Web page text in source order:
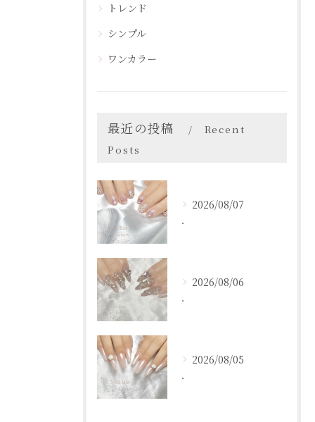
トレンド
シンプル
ワンカラー
最近の投稿
Recent
Posts
2026/08/07
．
2026/08/06
．
2026/08/05
．